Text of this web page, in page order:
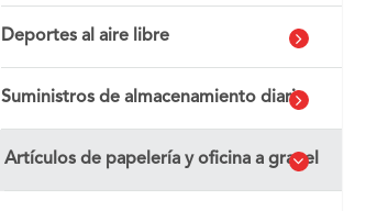
Deportes al aire libre
Suministros de almacenamiento diario
Artículos de papelería y oficina a granel